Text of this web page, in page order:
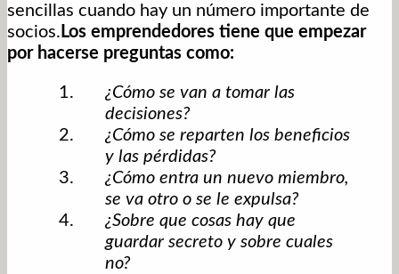
sencillas cuando hay un número importante de
socios. Los emprendedores tiene que empezar
por hacerse preguntas como:
¿Cómo se van a tomar las
decisiones?
¿Cómo se reparten los beneficios
y las pérdidas?
¿Cómo entra un nuevo miembro,
se va otro o se le expulsa?
¿Sobre que cosas hay que
guardar secreto y sobre cuales
no?